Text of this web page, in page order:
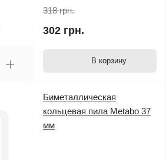
318 грн.
302 грн.
В корзину
Биметаллическая
кольцевая пила Metabo 37
мм